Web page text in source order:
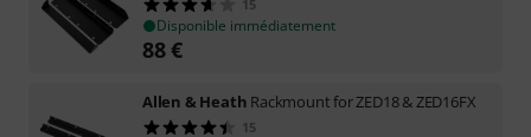
15
Disponible immédiatement
88€
Allen & Heath Rackmount for ZED18 & ZED16FX
15